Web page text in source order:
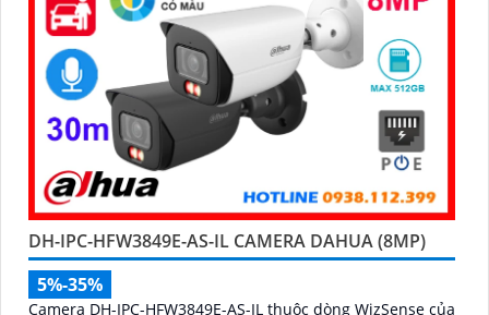
DH-IPC-HFW3849E-AS-IL CAMERA DAHUA (8MP)
5%-35%
Camera DH-IPC-HFW3849E-AS-IL thuộc dòng WizSense của